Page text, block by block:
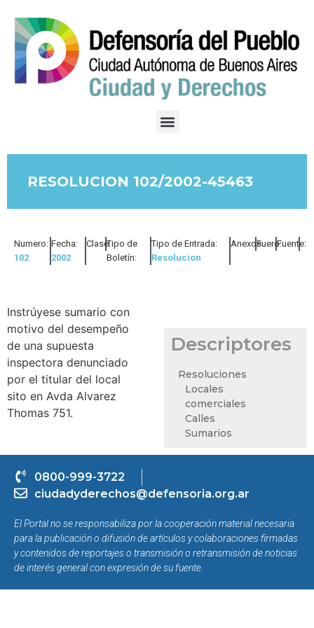
RESOLUCION 102/2002-45463
Numero:
102
Fecha:
2002
Clase:Tipo de
Boletín:
Tipo de Entrada:
Resolucion
Anexos:Fuero:Fuente:
Instrúyese sumario con
motivo del desempeño
de una supuesta
inspectora denunciado
por el titular del local
sito en Avda Alvarez
Thomas 751.
Descriptores
Resoluciones
Locales
comerciales
Calles
Sumarios
0800-999-3722
ciudadyderechos@defensoria.org.ar
El Portal no se responsabiliza por la cooperación material necesaria
para la publicación o difusión de artículos y colaboraciones firmadas
y contenidos de reportajes o transmisión o retransmisión de noticias
de interés general con expresión de su fuente.